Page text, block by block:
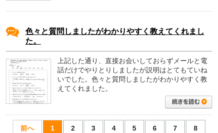
色々と質問しましたがわかりやすく教えてくれまし
た。
上記した通り、直接お会いしておらずメールと電
話だけでやりとりしましたが説明はとてもていね
いでした。色々と質問しましたがわかりやすく教
えてくれました。
前へ 1 2 3 4 5 6 7 8